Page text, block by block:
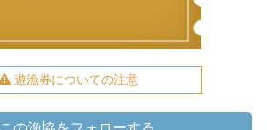
遊漁券についての注意